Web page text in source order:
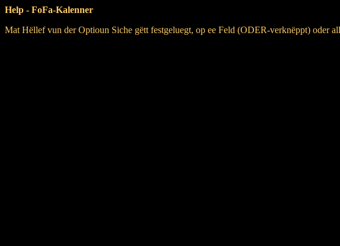
Help - FoFa-Kalenner
Mat Hëllef vun der Optioun Siche gëtt festgeluegt, op ee Feld (ODER-verknëppt) oder